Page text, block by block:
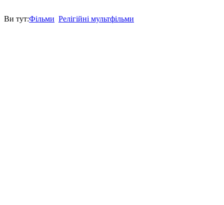
Ви тут:Фільми Релігійні мультфільми